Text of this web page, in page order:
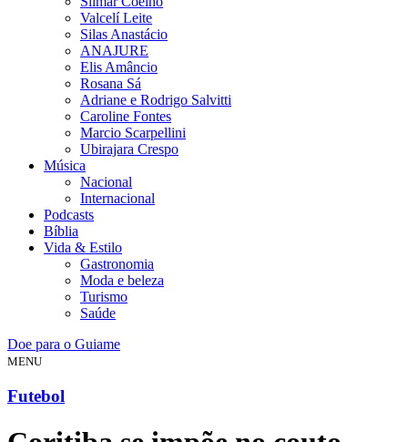
Valcelí Leite
Silas Anastácio
ANAJURE
Elis Amâncio
Rosana Sá
Adriane e Rodrigo Salvitti
Caroline Fontes
Marcio Scarpellini
Ubirajara Crespo
Música
Nacional
Internacional
Podcasts
Bíblia
Vida & Estilo
Gastronomia
Moda e beleza
Turismo
Saúde
Doe para o Guiame
MENU
Futebol